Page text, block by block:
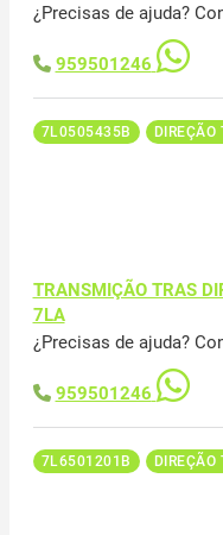
¿Precisas de ajuda?
959501246
7L0505435B DIREÇÃO
TRANSMIÇÃO TRAS
7LA
¿Precisas de ajuda?
959501246
7L6501201B DIREÇÃO